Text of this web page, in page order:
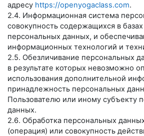
адресу https://openyogaclass.com.
2.4. Информационная система
совокупность содержащихся в
персональных данных, и
информационных технологий и
2.5. Обезличивание персональных
в результате которых невозможно
использования дополнительной
принадлежность персональных
Пользователю или иному субъекту
данных.
2.6. Обработка персональных
(операция) или совокупность